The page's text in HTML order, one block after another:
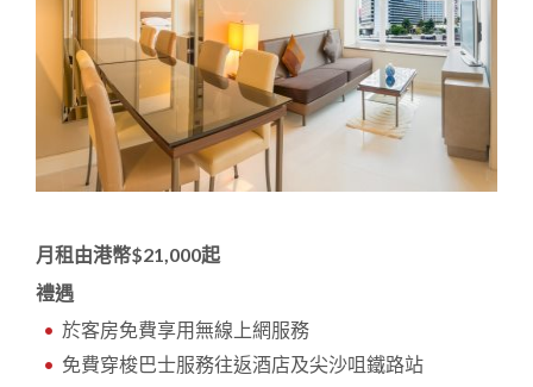
月租由港幣$21,000起
禮遇
於客房免費享用無線上網服務
免費穿梭巴士服務往返酒店及尖沙咀鐵路站